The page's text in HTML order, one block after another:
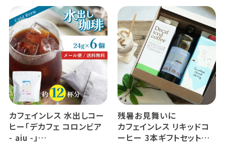
カフェインレス 水出しコー
ヒー「デカフェ コロンビア
- aiu -」
残暑お見舞いに
カフェインレス リキッドコ
ーヒー 3本ギフトセット